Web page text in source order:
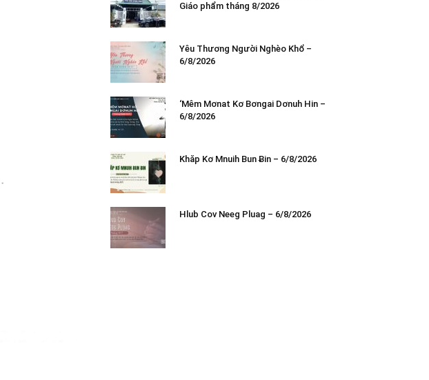
Giáo phẩm tháng 8/2026
Yêu Thương Người Nghèo Khổ –
6/8/2026
‘Mêm Mơnat Kơ Bơngai Dơnuh Hin –
6/8/2026
Khăp Kơ Mnuih Bun Ƀin – 6/8/2026
Hlub Cov Neeg Pluag – 6/8/2026